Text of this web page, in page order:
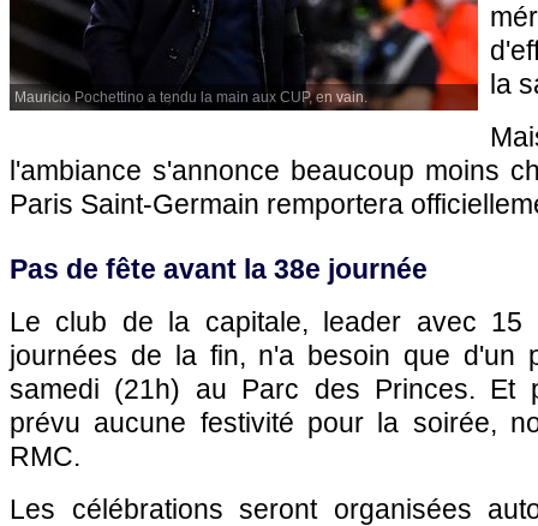
Mauricio Pochettino a tendu la main aux CUP, en vain.
la
l'ambiance s'annonce beaucoup moins
Paris Saint-Germain remportera
Pas de fête avant la 38e journée
Le club de la capitale, leader avec 15
journées de la fin, n'a besoin que d'un
samedi (21h) au Parc des Princes. Et
prévu aucune festivité pour la soirée,
RMC.
Les célébrations seront organisées